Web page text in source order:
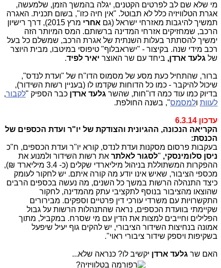
מי שלא שם לב לפרטים הקטנים, יגלה בהמשך הזמן, שלמעשה,
אגרת הטלוויזיה כלל לא תבוטל. "אין חיה כזו", בשום תכנית. האגרה
תמשיך להיגבות מאזרחי ישראל (גם אחרי
מרץ 2015), דרך רישיון
הרכב, שמחזיקים אזרחי המדינה ברשותם. המס המיותר הזה
ימשיך להסתתר בעלות השנתית של אגרת הרכב, שמשלם כל בעל
רכב מידי שנה. בקיצור - "ישראבלוף" טיפוסי במיטבו, מבית היוצר
של גלעד ארדן, ביחד עם שר האוצר יאיר לפיד.
ברור, שהתחיל כעת מסע של מסמוס הדו"ח של "ועדת לנדס",
שיכול להיקבר - כמו כל הדוחות שקדמו לו (בעניין רשות השידור),
בדיוק כמו עוד כמה דו"חות, שהשר גלעד ארדן כבר הספיק "לקבור,
לעוות ולמסמס", בשנה החולפת.
עדכון 6.3.14
הקריאה הנכונה, ההגיונית והצודקת של יו"ר ועדת הכספים של
הכנסת:
בעקבות פרסום מסקנות ועדת לנדס, קורא יו"ר ועדת הכספים, ח"כ
ניסן סלומינסקי, "לסגור לאלתר את רשות השידור ולמנוע את
ההפקרות המשתוללת בניהול מיליארדי שקלים (כ- 3.4 מיליארד ₪),
מכספי הציבור, שאיש אינו יודע מה קורה איתם. יש לחקור לעומק
כיצד התנהלה הרשות במשך כל השנים, מה נעשה בכספים הרבים
שהוצאו מהציבור בנוסף לתקציבי עתק מהמדינה, לחקור
התקשרויות עם משרדי עורכי דין פרטיים וספקים. מבירורים
שקיימתי בוועדת הכספים, נראה שהתנהלות הרשות על גבול
הפלילים וחייבים למצות את הדין עם מי שסרח. במקביל, מתוך
אמונה בנחיצות השידור הציבורי, יש להקים גוף יעיל שיפעל
בשקיפות ויספק שידור ציבורי ראוי".
האם שר גלעד ארדן יקשיב לו? כנראה שלא...